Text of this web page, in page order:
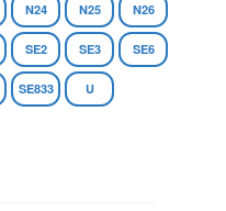
N24 N25 N26
SE2 SE3 SE6
SE833 U